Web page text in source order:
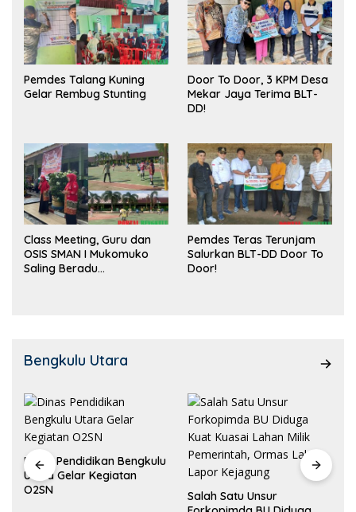
Pemdes Talang Kuning
Gelar Rembug Stunting
Door To Door, 3 KPM Desa
Mekar Jaya Terima BLT-
DD!
Class Meeting, Guru dan
OSIS SMAN I Mukomuko
Saling Beradu
Pemdes Teras Terunjam
Salurkan BLT-DD Door To
Door!
Bengkulu Utara
Dinas Pendidikan Bengkulu
Utara Gelar Kegiatan
O2SN
Salah Satu Unsur